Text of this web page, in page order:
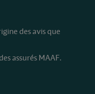
des avis que
assurés MAAF.